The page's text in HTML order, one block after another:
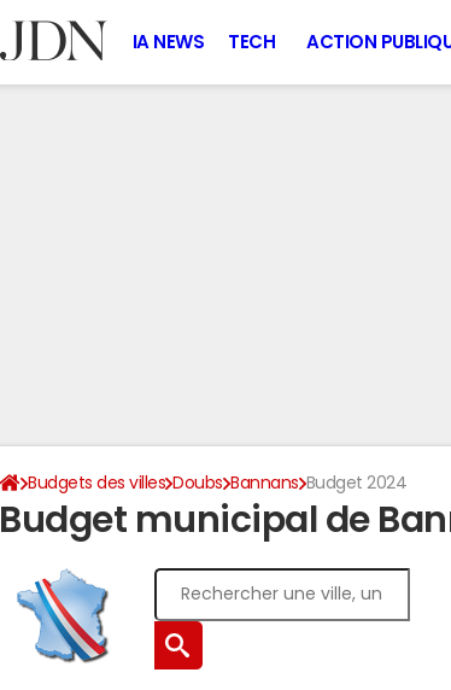
IA NEWS TECH ACTION
Budgets des villes Doubs Bannans Budget 2024
Budget municipal de